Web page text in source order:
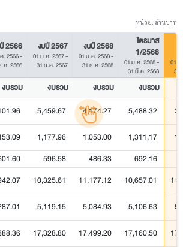
หน่วย: ล้านบาท
2566
. 2566-
.ค. 2566
งบปี 2567
01 ม.ค. 2567-
31 ธ.ค. 2567
งบปี 2568
01 ม.ค. 2568-
31 ธ.ค. 2568
ไตรมาส
1/2568
01 ม.ค. 2568-
31 มี.ค. 2568
01 ม
31
งบรวม งบรวม งบรวม งบรวม
5,459.67 4,174.27 5,488.32
1,177.96 1,053.00 1,311.17
596.58 486.33 692.16
10,325.61 11,177.12 10,657.01
5,119.15 5,084.93 5,106.63
17,328.80 17,499.20 17,160.50